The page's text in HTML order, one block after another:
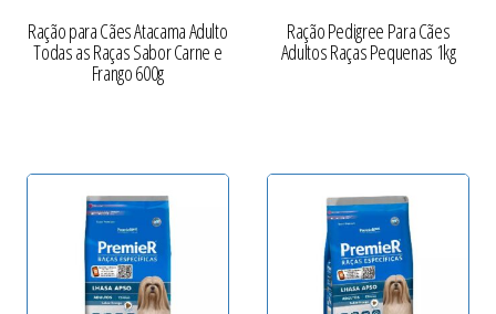
Ração para Cães Atacama Adulto
Todas as Raças Sabor Carne e
Frango 600g
Ração Pedigree Para Cães
Adultos Raças Pequenas 1kg